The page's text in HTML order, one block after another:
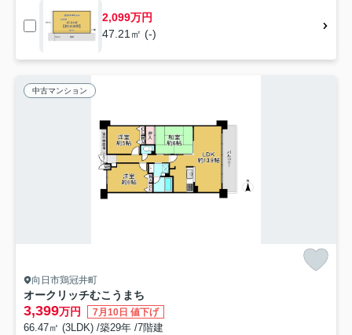
2,099万円
47.21㎡ (-)
中古マンション
向日市鶏冠井町
オークリッチむこうまち
3,399万円 7月10日 値下げ
66.47㎡ (3LDK) /築29年 /7階建